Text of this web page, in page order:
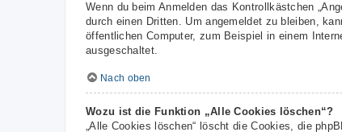
Wenn du beim Anmelden das Kontrollkästchen
durch einen Dritten. Um angemeldet zu bleiben,
öffentlichen Computer, zum Beispiel in einem
ausgeschaltet.
Nach oben
Wozu ist die Funktion „Alle Cookies löschen“?
„Alle Cookies löschen“ löscht die Cookies, die